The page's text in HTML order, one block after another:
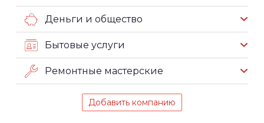
Деньги и общество
Бытовые услуги
Ремонтные мастерские
Добавить компанию